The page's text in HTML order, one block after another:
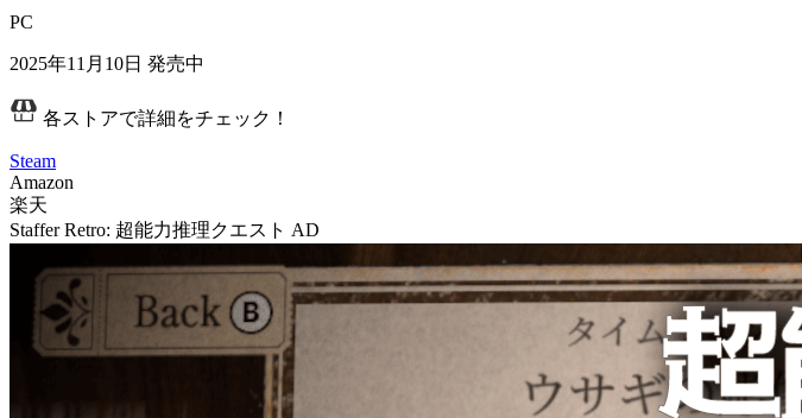
PC
2025年11月10日 発売中
各ストアで詳細をチェック！
Steam
Amazon
楽天
Staffer Retro: 超能力推理クエスト AD